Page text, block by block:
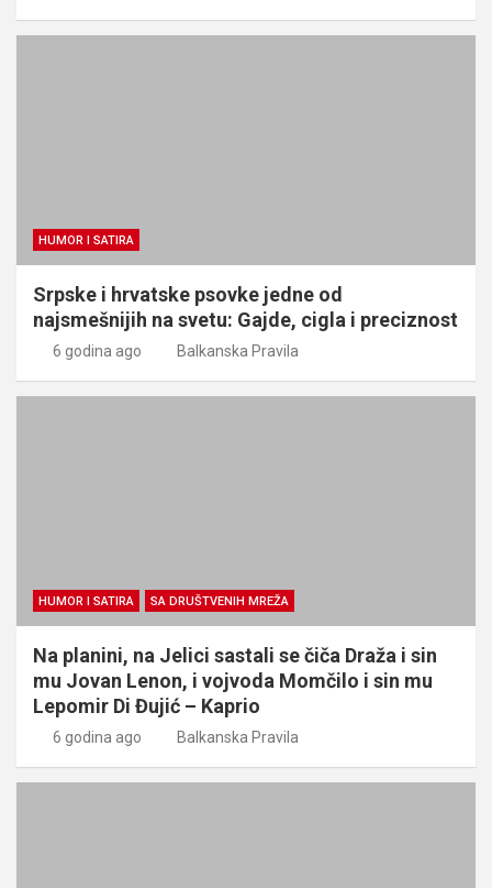
HUMOR I SATIRA
Srpske i hrvatske psovke jedne od
najsmešnijih na svetu: Gajde, cigla i preciznost
6 godina ago Balkanska Pravila
HUMOR I SATIRA SA DRUŠTVENIH MREŽA
Na planini, na Jelici sastali se čiča Draža i sin
mu Jovan Lenon, i vojvoda Momčilo i sin mu
Lepomir Di Đujić – Kaprio
6 godina ago Balkanska Pravila